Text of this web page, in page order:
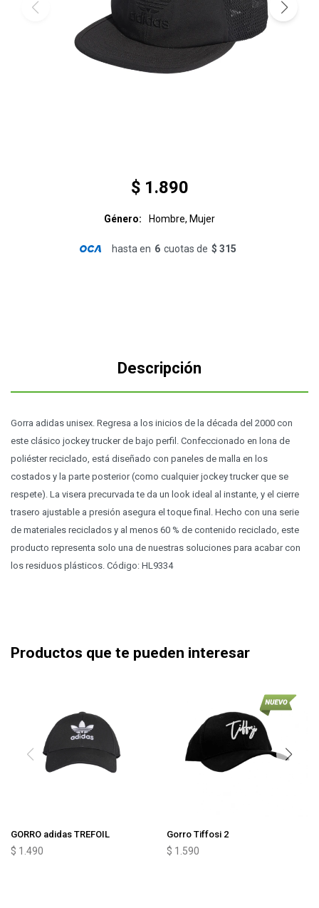
$ 1.890
Género Hombre, Mujer
hasta en 6 cuotas de $ 315
Descripción
Gorra adidas unisex. Regresa a los inicios de la década del 2000 con
este clásico jockey trucker de bajo perfil. Confeccionado en lona de
poliéster reciclado, está diseñado con paneles de malla en los
costados y la parte posterior (como cualquier jockey trucker que se
respete). La visera precurvada te da un look ideal al instante, y el cierre
trasero ajustable a presión asegura el toque final. Hecho con una serie
de materiales reciclados y al menos 60 % de contenido reciclado, este
producto representa solo una de nuestras soluciones para acabar con
los residuos plásticos. Código: HL9334
Productos que te pueden interesar
GORRO adidas TREFOIL
$ 1.490
Gorro Tiffosi 2
$ 1.590